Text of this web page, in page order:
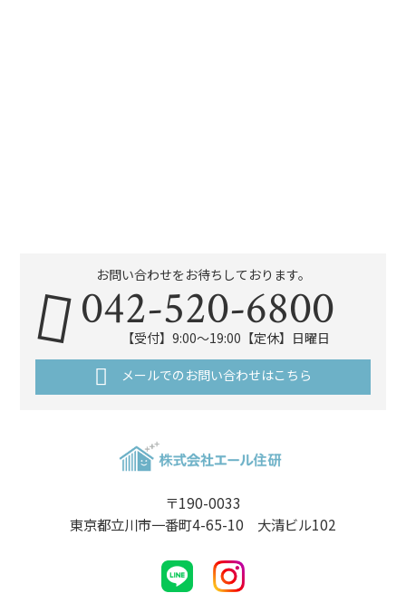
お問い合わせをお待ちしております。
042-520-6800
【受付】9:00～19:00【定休】日曜日
メールでのお問い合わせはこちら
〒190-0033
東京都立川市一番町4-65-10 大清ビル102